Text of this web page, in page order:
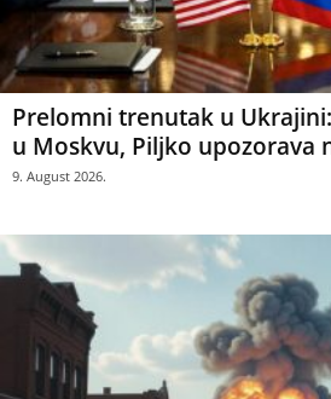
Prelomni trenutak u
u Moskvu, Piljko upozorava
9. August 2026.